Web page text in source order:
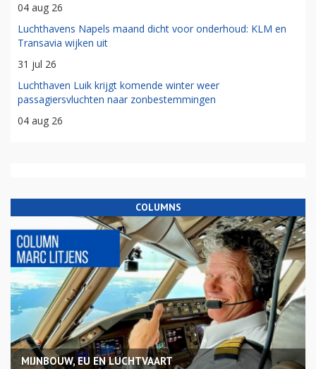
04 aug 26
Luchthavens Napels maand dicht voor onderhoud: KLM en
Transavia wijken uit
31 jul 26
Luchthaven Luik krijgt komende winter weer
passagiersvluchten naar zonbestemmingen
04 aug 26
COLUMNS
MIJNBOUW, EU EN LUCHTVAART